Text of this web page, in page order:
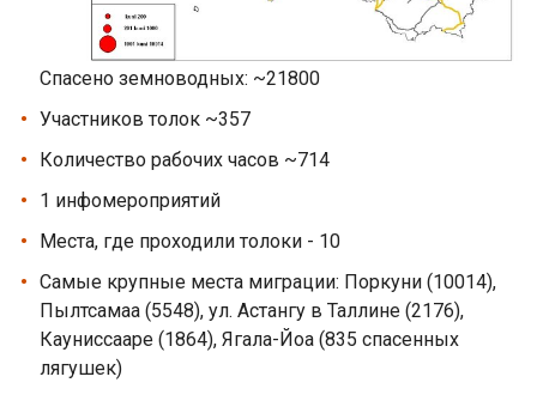
Спасено земноводных: ~21800
Участников толок ~357
Количество рабочих часов ~714
1 инфомероприятий
Места, где проходили толоки - 10
Самые крупные места миграции: Поркуни (10014),
Пылтсамаа (5548), ул. Астангу в Таллине (2176),
Кауниссааре (1864), Ягала-Йоа (835 спасенных
лягушек)